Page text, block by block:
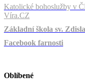
Katolické bohoslužby v
Víra.CZ
Základní škola sv.
Facebook farnosti
Oblíbené